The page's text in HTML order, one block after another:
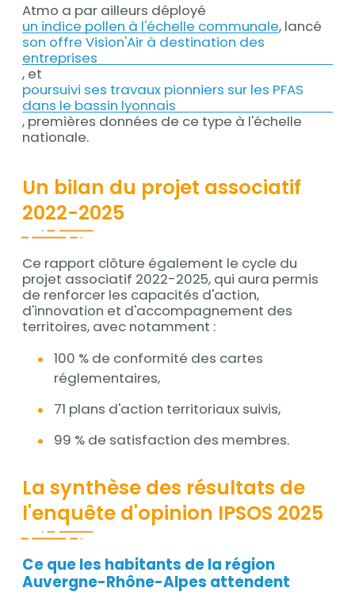
Atmo a par ailleurs déployé
un indice pollen à l'échelle communale, lancé
son offre Vision'Air à destination des
entreprises
, et
poursuivi ses travaux pionniers sur les PFAS
dans le bassin lyonnais
, premières données de ce type à l'échelle
nationale.
Un bilan du projet associatif
2022-2025
Contenu
Ce rapport clôture également le cycle du
projet associatif 2022-2025, qui aura permis
de renforcer les capacités d'action,
d'innovation et d'accompagnement des
territoires, avec notamment :
100 % de conformité des cartes
réglementaires,
71 plans d'action territoriaux suivis,
99 % de satisfaction des membres.
La synthèse des résultats de
l'enquête d'opinion IPSOS 2025
Contenu
Ce que les habitants de la région
Auvergne-Rhône-Alpes attendent